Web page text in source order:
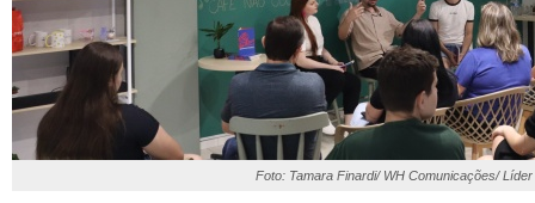
Foto: Tamara Finardi/ WH Comunicações/ Líder